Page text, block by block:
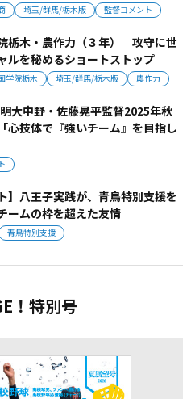
埼玉/群馬/栃木版 監督コメント
栃木・農作力（３年） 攻守に世
ルを秘めるショートストップ
学院栃木 埼玉/群馬/栃木版 農作力
大中野・佐藤晃平監督2025年秋
心技体で『強いチーム』を目指し
】八王子実践が、青鳥特別支援を
ームの枠を超えた友情
青鳥特別支援
！特別号